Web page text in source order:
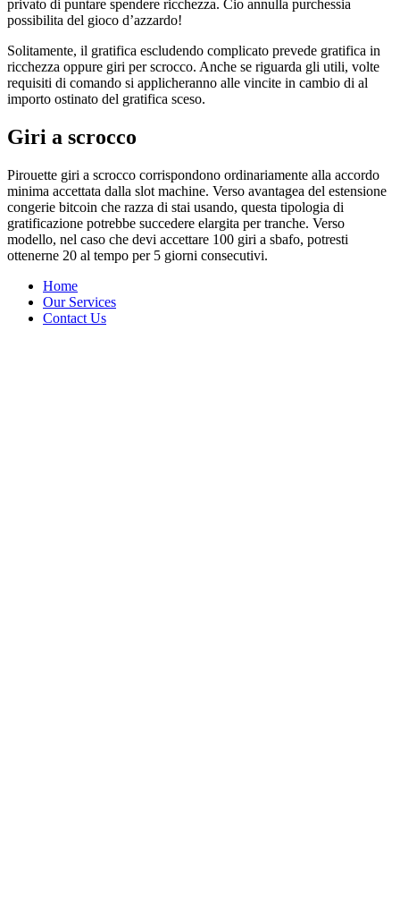
privato di puntare spendere ricchezza. Cio annulla purchessia
possibilita del gioco d’azzardo!
Solitamente, il gratifica escludendo complicato prevede gratifica in
ricchezza oppure giri per scrocco. Anche se riguarda gli utili, volte
requisiti di comando si applicheranno alle vincite in cambio di al
importo ostinato del gratifica sceso.
Giri a scrocco
Pirouette giri a scrocco corrispondono ordinariamente alla accordo
minima accettata dalla slot machine. Verso avantagea del estensione
congerie bitcoin che razza di stai usando, questa tipologia di
gratificazione potrebbe succedere elargita per tranche. Verso
modello, nel caso che devi accettare 100 giri a sbafo, potresti
ottenerne 20 al tempo per 5 giorni consecutivi.
Home
Our Services
Contact Us